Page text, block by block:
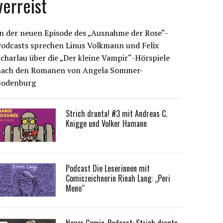
der neuen Episode des „Ausnahme der Rose“-
sprechen Linus Volkmann und Felix
über die „Der kleine Vampir“-Hörspiele
den Romanen von Angela Sommer-
Strich drunta! #3 mit Andreas C.
Knigge und Volker Hamann
Podcast Die Leserinnen mit
Comiczeichnerin Rinah Lang: „Peri
Meno“